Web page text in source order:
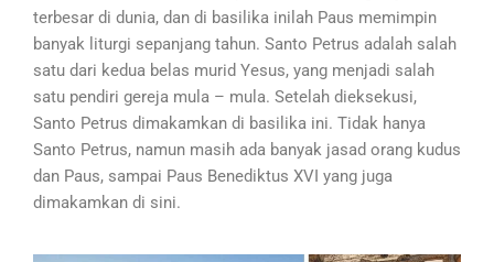
terbesar di dunia, dan di basilika inilah Paus memimpin
banyak liturgi sepanjang tahun. Santo Petrus adalah salah
satu dari kedua belas murid Yesus, yang menjadi salah
satu pendiri gereja mula – mula. Setelah dieksekusi,
Santo Petrus dimakamkan di basilika ini. Tidak hanya
Santo Petrus, namun masih ada banyak jasad orang kudus
dan Paus, sampai Paus Benediktus XVI yang juga
dimakamkan di sini.